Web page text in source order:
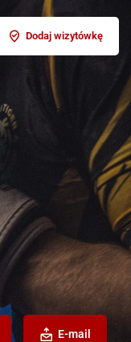
Dodaj wizytówkę
E-mail